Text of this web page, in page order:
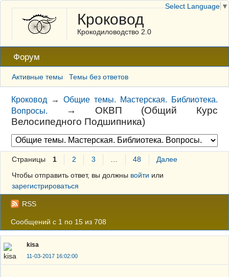
Кроковод
Крокодиловодство 2.0
Форум
Активные темы Темы без ответов
Кроковод →Общие темы. Мастерская. Библиотека.
Вопросы.
→ ОКВП (Общий Курс
Велосипедного Подшипника)
Страницы 1 2 3 48
Далее
Чтобы отправить ответ, вы должны войти или
зарегистрироваться
RSS
Сообщений с 1 по 15 из 708
kisa
11-03-2017 16:02:00
Select Language ▼